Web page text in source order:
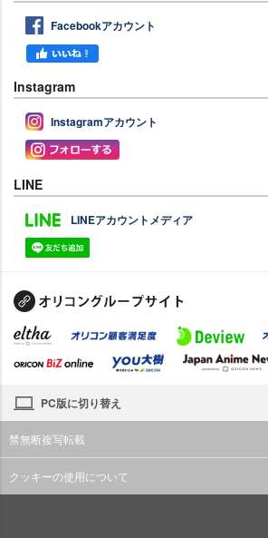
Facebookアカウント
Instagram
Instagramアカウント
LINE
LINEアカウントメディア
PC版に切り替え
禁無断複写転載
クッキーの使用について